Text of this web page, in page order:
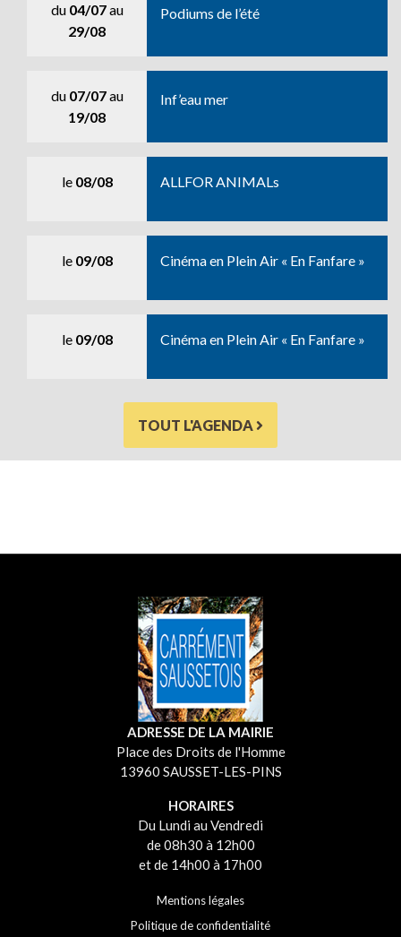
du 04/07au
29/08
Podiums de l’été
du 07/07au
19/08
Inf’eau mer
le 08/08 ALLFOR ANIMALs
le 09/08 Cinéma en Plein Air « En Fanfare »
le 09/08 Cinéma en Plein Air « En Fanfare »
TOUT L'AGENDA
ADRESSE DE LA MAIRIE
Place des Droits de l'Homme
13960 SAUSSET-LES-PINS
HORAIRES
Du Lundi au Vendredi
de 08h30 à 12h00
et de 14h00 à 17h00
Mentions légales
Politique de confidentialité